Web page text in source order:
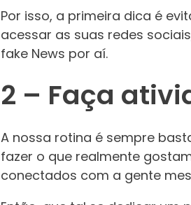
Por isso, a primeira dica é
acessar as suas redes
fake News por aí.
2 – Faça
A nossa rotina é sempre
fazer o que realmente
conectados com a gente